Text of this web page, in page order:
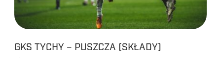
GKS TYCHY – PUSZCZA (SKŁADY)